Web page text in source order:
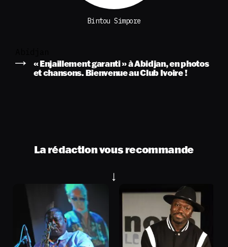
Bintou Simpore
« Enjaillement garanti » à Abidjan, en photos
et chansons. Bienvenue au Club Ivoire !
La rédaction vous recommande